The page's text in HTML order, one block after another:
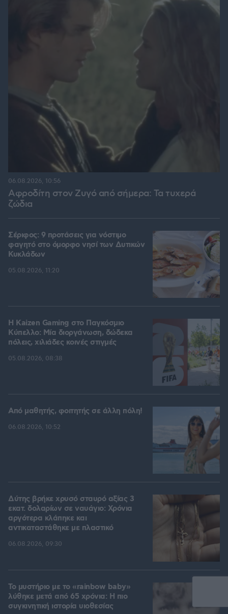
Αφροδίτη στον Ζυγό από σήμερα: Τα τυχερά
ζώδια
06.08.2026, 10:56
Σέριφος: 9 προτάσεις για νόστιμο
φαγητό στο όμορφο νησί των Δυτικών
Κυκλάδων
05.08.2026, 11:20
H Kaizen Gaming στο Παγκόσμιο
Kύπελλο: Μία διοργάνωση, δώδεκα
πόλεις, χιλιάδες κοινές στιγμές
05.08.2026, 08:38
Από μαθητής, φοιτητής σε άλλη πόλη!
06.08.2026, 10:52
Δύτης βρήκε χρυσό σταυρό αξίας 3
εκατ. δολαρίων σε ναυάγιο: Χρόνια
αργότερα κλάπηκε και
αντικαταστάθηκε με πλαστικό
06.08.2026, 09:30
Το μυστήριο με το «rainbow baby»
λύθηκε μετά από 65 χρόνια: Η πιο
συγκινητική ιστορία υιοθεσίας